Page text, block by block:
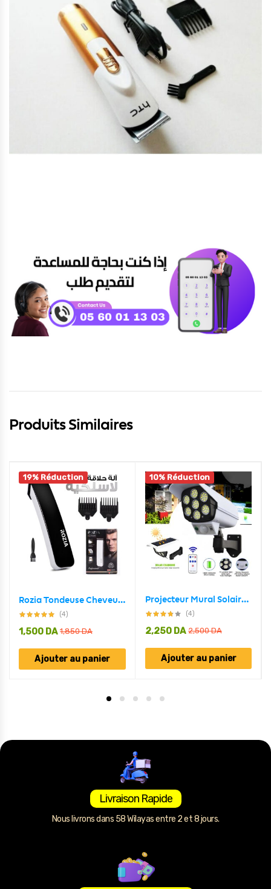
Produits Similaires
19% Réduction
Rozia Tondeuse Cheveux et barbes Rechargeable Sans fil HQ207
(4)
1,850DA
1,500 DA
Ajouter au panier
10% Réduction
Projecteur Mural Solaire Forme Camera Détecteur De Mouvement
(4)
2,500DA
2,250 DA
Ajouter au panier
Livraison Rapide
Nous livrons dans 58 Wilayas entre 2 et 8 jours.